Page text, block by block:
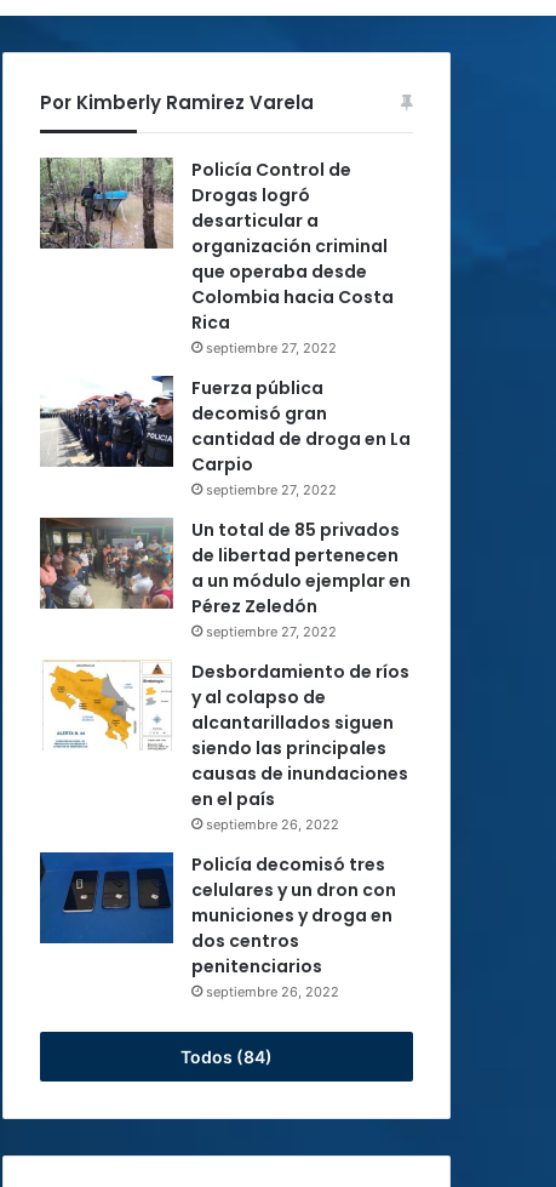
Por Kimberly Ramirez Varela
Policía Control de
Drogas logró
desarticular a
organización criminal
que operaba desde
Colombia hacia Costa
Rica
septiembre 27, 2022
Fuerza pública
decomisó gran
cantidad de droga en La
Carpio
septiembre 27, 2022
Un total de 85 privados
de libertad pertenecen
a un módulo ejemplar en
Pérez Zeledón
septiembre 27, 2022
Desbordamiento de ríos
y al colapso de
alcantarillados siguen
siendo las principales
causas de inundaciones
en el país
septiembre 26, 2022
Policía decomisó tres
celulares y un dron con
municiones y droga en
dos centros
penitenciarios
septiembre 26, 2022
Todos (84)